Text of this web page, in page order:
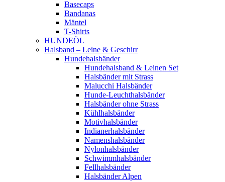
Basecaps
Bandanas
Mäntel
T-Shirts
HUNDEÖL
Halsband – Leine & Geschirr
Hundehalsbänder
Hundehalsband & Leinen Set
Halsbänder mit Strass
Malucchi Halsbänder
Hunde-Leuchthalsbänder
Halsbänder ohne Strass
Kühlhalsbänder
Motivhalsbänder
Indianerhalsbänder
Namenshalsbänder
Nylonhalsbänder
Schwimmhalsbänder
Fellhalsbänder
Halsbänder Alpen